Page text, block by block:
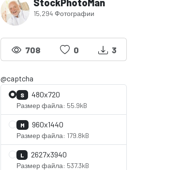
StockPhotoMan
15,294 Фотографии
708 0 3
@captcha
S 480x720
Размер файла: 55.9kB
M 960x1440
Размер файла: 179.8kB
L 2627x3940
Размер файла: 537.3kB